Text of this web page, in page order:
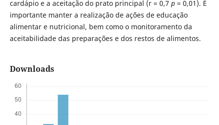
cardápio e a aceitação do prato principal (r = 0,7 p= 0,01). É
importante manter a realização de ações de educação
alimentar e nutricional, bem como o monitoramento da
aceitabilidade das preparações e dos restos de alimentos.
Downloads